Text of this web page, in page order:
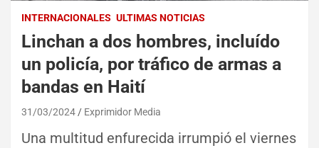
INTERNACIONALES ULTIMAS NOTICIAS
Linchan a dos hombres, incluído
un policía, por tráfico de armas a
bandas en Haití
31/03/2024 Exprimidor Media
Una multitud enfurecida irrumpió el viernes